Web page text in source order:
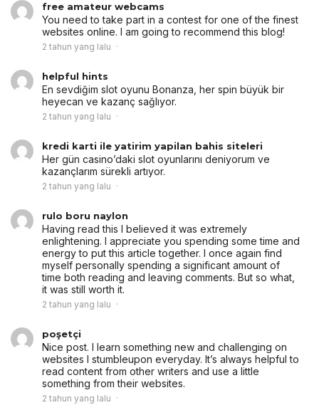
free amateur webcams
You need to take part in a contest for one of the finest
websites online. I am going to recommend this blog!
2 tahun yang lalu
helpful hints
En sevdiğim slot oyunu Bonanza, her spin büyük bir
heyecan ve kazanç sağlıyor.
2 tahun yang lalu
kredi karti ile yatirim yapilan bahis siteleri
Her gün casino’daki slot oyunlarını deniyorum ve
kazançlarım sürekli artıyor.
2 tahun yang lalu
rulo boru naylon
Having read this I believed it was extremely
enlightening. I appreciate you spending some time and
energy to put this article together. I once again find
myself personally spending a significant amount of
time both reading and leaving comments. But so what,
it was still worth it.
2 tahun yang lalu
poşetçi
Nice post. I learn something new and challenging on
websites I stumbleupon everyday. It’s always helpful to
read content from other writers and use a little
something from their websites.
2 tahun yang lalu